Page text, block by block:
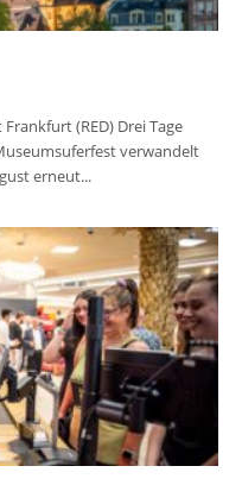
(RED) Drei Tage
verwandelt
erneut...